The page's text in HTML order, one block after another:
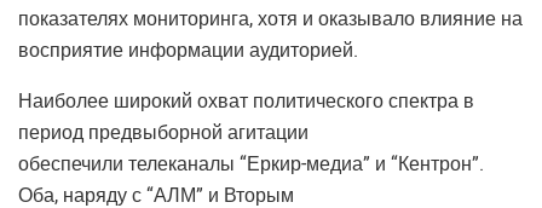
показателях мониторинга, хотя и оказывало влияние на
восприятие информации аудиторией.
Наиболее широкий охват политического спектра в
период предвыборной агитации
обеспечили телеканалы “Еркир-медиа” и “Кентрон”.
Оба, наряду с “АЛМ” и Вторым